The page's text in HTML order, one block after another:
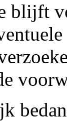
blijft